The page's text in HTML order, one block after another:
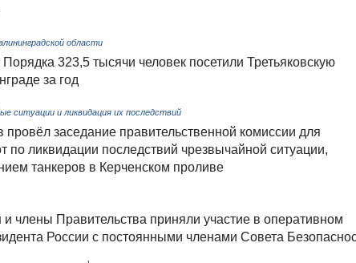
области
323,5 тысячи человек посетили Третьяковскую
за год
ситуации и ликвидация их последствий
провёл заседание правительственной комиссии для
по ликвидации последствий чрезвычайной ситуации,
танкеров в Керченском проливе
члены Правительства приняли участие в оперативном
России с постоянными членами Совета